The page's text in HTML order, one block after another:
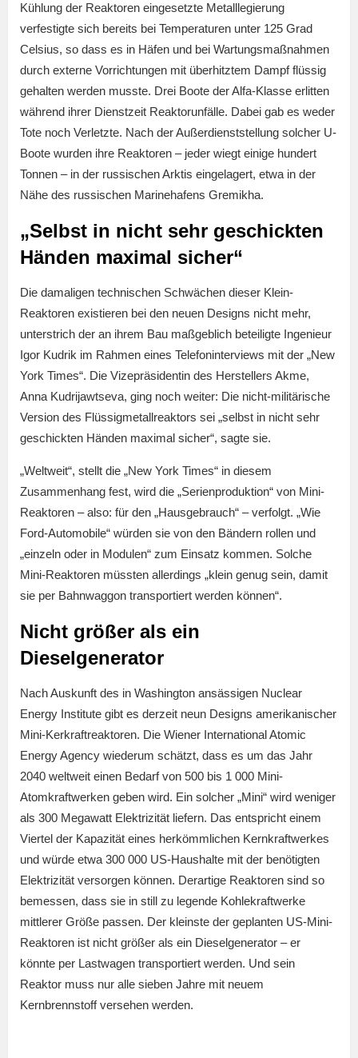
Kühlung der Reaktoren eingesetzte Metalllegierung
verfestigte sich bereits bei Temperaturen unter 125 Grad
Celsius, so dass es in Häfen und bei Wartungsmaßnahmen
durch externe Vorrichtungen mit überhitztem Dampf flüssig
gehalten werden musste. Drei Boote der Alfa-Klasse erlitten
während ihrer Dienstzeit Reaktorunfälle. Dabei gab es weder
Tote noch Verletzte. Nach der Außerdienststellung solcher U-
Boote wurden ihre Reaktoren – jeder wiegt einige hundert
Tonnen – in der russischen Arktis eingelagert, etwa in der
Nähe des russischen Marinehafens Gremikha.
„Selbst in nicht sehr geschickten
Händen maximal sicher“
Die damaligen technischen Schwächen dieser Klein-
Reaktoren existieren bei den neuen Designs nicht mehr,
unterstrich der an ihrem Bau maßgeblich beteiligte Ingenieur
Igor Kudrik im Rahmen eines Telefoninterviews mit der „New
York Times“. Die Vizepräsidentin des Herstellers Akme,
Anna Kudrijawtseva, ging noch weiter: Die nicht-militärische
Version des Flüssigmetallreaktors sei „selbst in nicht sehr
geschickten Händen maximal sicher“, sagte sie.
„Weltweit“, stellt die „New York Times“ in diesem
Zusammenhang fest, wird die „Serienproduktion“ von Mini-
Reaktoren – also: für den „Hausgebrauch“ – verfolgt. „Wie
Ford-Automobile“ würden sie von den Bändern rollen und
„einzeln oder in Modulen“ zum Einsatz kommen. Solche
Mini-Reaktoren müssten allerdings „klein genug sein, damit
sie per Bahnwaggon transportiert werden können“.
Nicht größer als ein
Dieselgenerator
Nach Auskunft des in Washington ansässigen Nuclear
Energy Institute gibt es derzeit neun Designs amerikanischer
Mini-Kerkraftreaktoren. Die Wiener International Atomic
Energy Agency wiederum schätzt, dass es um das Jahr
2040 weltweit einen Bedarf von 500 bis 1 000 Mini-
Atomkraftwerken geben wird. Ein solcher „Mini“ wird weniger
als 300 Megawatt Elektrizität liefern. Das entspricht einem
Viertel der Kapazität eines herkömmlichen Kernkraftwerkes
und würde etwa 300 000 US-Haushalte mit der benötigten
Elektrizität versorgen können. Derartige Reaktoren sind so
bemessen, dass sie in still zu legende Kohlekraftwerke
mittlerer Größe passen. Der kleinste der geplanten US-Mini-
Reaktoren ist nicht größer als ein Dieselgenerator – er
könnte per Lastwagen transportiert werden. Und sein
Reaktor muss nur alle sieben Jahre mit neuem
Kernbrennstoff versehen werden.